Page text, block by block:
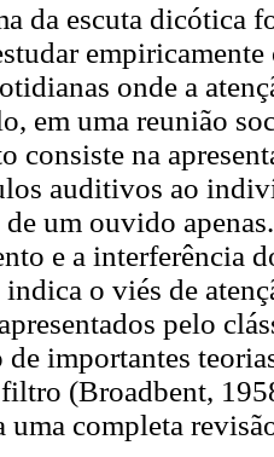
da escuta dicótica
empiricamente
onde a
em uma reunião
consiste na
auditivos ao
de um ouvido
e a interferência
indica o viés de
pelo
importantes
(Broadbent,
uma completa